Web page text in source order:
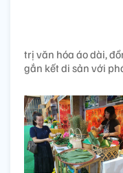
trị văn hóa áo dài,
gắn kết di sản với